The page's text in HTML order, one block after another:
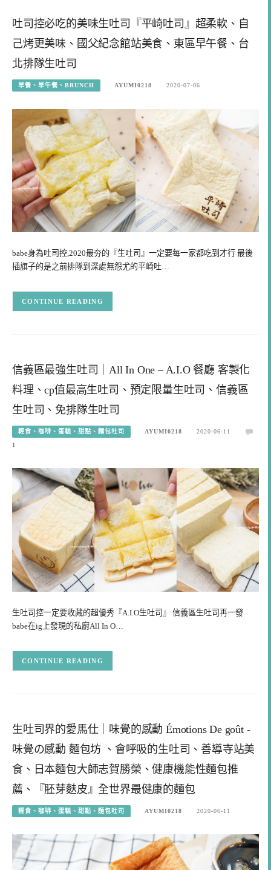
吐司控必吃的美味生吐司『平崎吐司』超柔軟、自
己烤更美味、國父紀念館站美食、東區早午餐、台
北排隊生吐司
早餐、早午餐、BRUNCH AYUMI0218 2020-07-06
babe身為吐司控,2020最夯的『生吐司』一定要每一家都吃到才行 最後
插旗子的是之前排隊到深處無怨尤的平崎吐…
CONTINUE READING
信義區最強生吐司｜All In One – A.I.O 餐廳 客製化
料理、cp值最高生吐司、預定限量生吐司、信義區
生吐司、免排隊生吐司
輕食、咖啡、蛋糕、甜點、麵包吐司 AYUMI0218
2020-06-11
1
生吐司控一定要收藏的超優秀『A.I.O生吐司』 信義區生吐司再一發
babe在ig上發現的私廚All In O…
CONTINUE READING
生吐司界的愛馬仕｜味覺的感動 Émotions De goût -
味覺の感動 麵包坊 、會呼吸的生吐司、善導寺站美
食、日本麵包大師志賀勝榮、健康機能性麵包推
薦、『胚芽麩皮』全世界最健康的麵包
輕食、咖啡、蛋糕、甜點、麵包吐司 AYUMI0218 2020-06-11